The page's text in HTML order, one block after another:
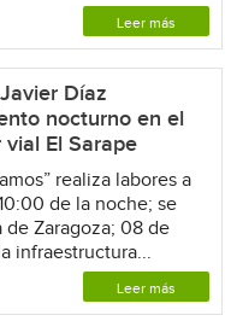
Leer más
Díaz
nocturno en el
El Sarape
realiza labores a
de la noche; se
Zaragoza; 08 de
infraestructura...
Leer más